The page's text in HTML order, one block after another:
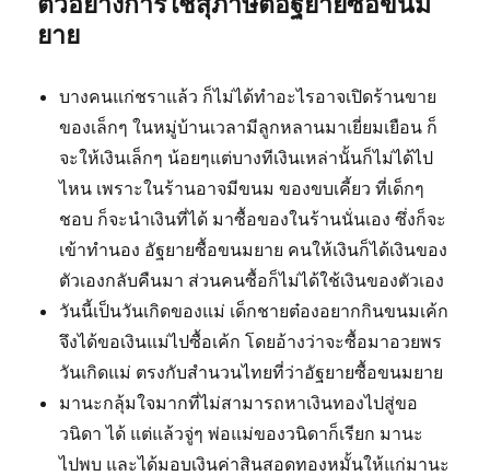
ยาย
บางคนแก่ชราแล้ว ก็ไม่ได้ทำอะไรอาจเปิดร้านขาย
ของเล็กๆ ในหมู่บ้านเวลามีลูกหลานมาเยี่ยมเยือน ก็
จะให้เงินเล็กๆ น้อยๆแต่บางทีเงินเหล่านั้นก็ไม่ได้ไป
ไหน เพราะในร้านอาจมีขนม ของขบเคี้ยว ที่เด็กๆ
ชอบ ก็จะนำเงินที่ได้ มาซื้อของในร้านนั่นเอง ซึ่งก็จะ
เข้าทำนอง อัฐยายซื้อขนมยาย คนให้เงินก็ได้เงินของ
ตัวเองกลับคืนมา ส่วนคนซื้อก็ไม่ได้ใช้เงินของตัวเอง
วันนี้เป็นวันเกิดของแม่ เด็กชายต๋องอยากกินขนมเค้ก
จึงได้ขอเงินแม่ไปซื้อเค้ก โดยอ้างว่าจะซื้อมาอวยพร
วันเกิดแม่ ตรงกับสำนวนไทยที่ว่าอัฐยายซื้อขนมยาย
มานะกลุ้มใจมากที่ไม่สามารถหาเงินทองไปสู่ขอ
วนิดา ได้ แต่แล้วจู่ๆ พ่อแม่ของวนิดาก็เรียก มานะ
ไปพบ และได้มอบเงินค่าสินสอดทองหมั้นให้แก่มานะ